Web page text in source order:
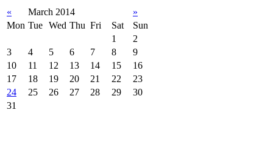
« March 2014
»
Mon Tue Wed Thu Fri Sat
Sun
1
2
3
4 5 6 7 8
9
10
11 12 13 14 15
16
17
18 19 20 21 22
23
24
25 26 27 28 29
30
31